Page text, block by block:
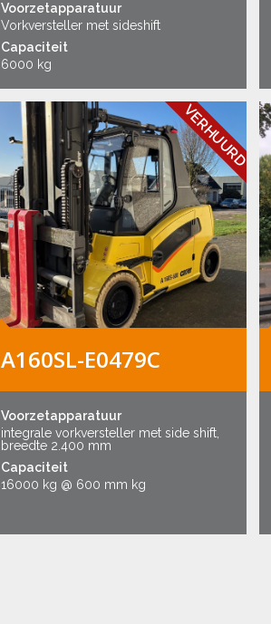
Voorzetapparatuur
Vorkversteller met sideshift
Capaciteit
6000 kg
VERHUURD
A160SL-E0479C
Voorzetapparatuur
integrale vorkversteller met side shift,
breedte 2.400 mm
Capaciteit
16000 kg @ 600 mm kg